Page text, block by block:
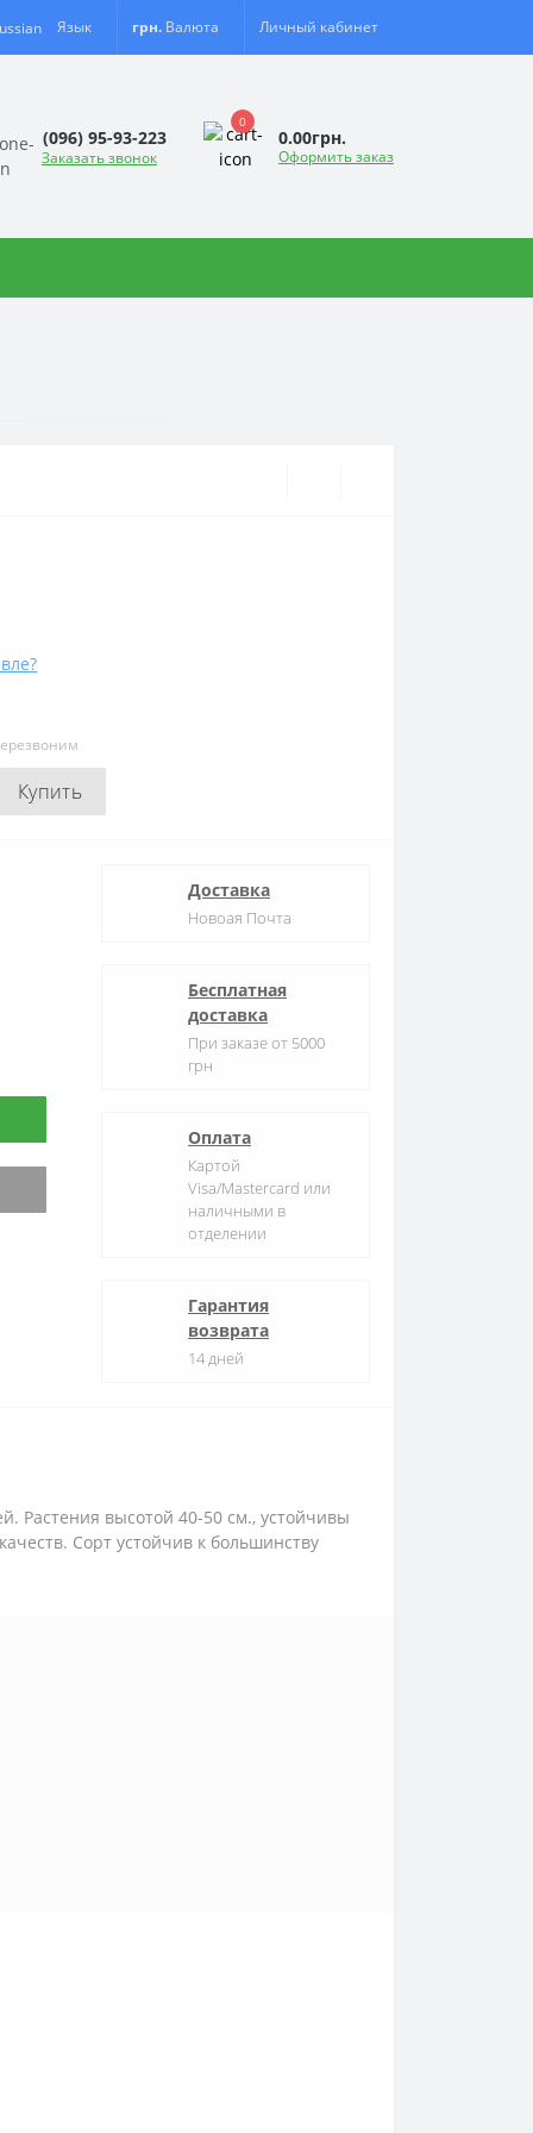
Язык грн. Валюта Личный кабинет
(096) 95-93-223
Заказать звонок
0
0.00грн.
Оформить заказ
Купить
Доставка
Новоая Почта
Бесплатная
доставка
При заказе от 5000
грн
Оплата
Картой
Visa/Mastercard или
наличными в
отделении
Гарантия
возврата
14 дней
Растения высотой 40-50 см., устойчивы
Сорт устойчив к большинству